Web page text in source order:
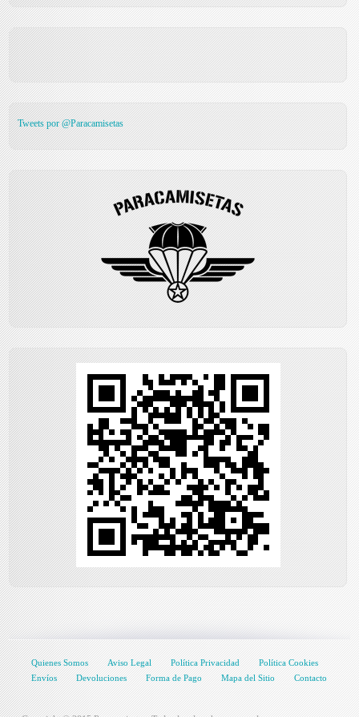
Tweets por @Paracamisetas
Quienes Somos Aviso Legal Política Privacidad
Política Cookies
Envíos
Devoluciones Forma de Pago Mapa del Sitio Contacto